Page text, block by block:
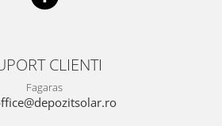
CLIENTI
Fagaras